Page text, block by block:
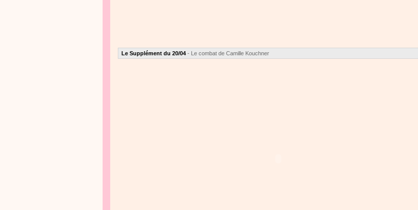
Le Supplément du 20/04 - Le combat de Camille Kouchner